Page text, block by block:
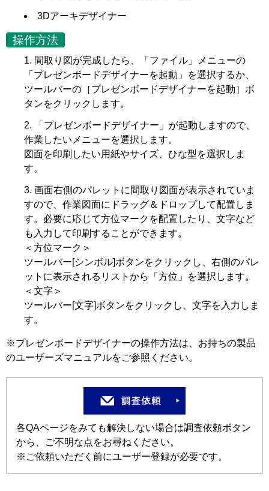
3Dアーキデザイナー
操作方法
間取り図が完成したら、「ファイル」メニューの
「プレゼンボードデザイナーを起動」を選択するか、
ツールバーの［プレゼンボードデザイナーを起動］ボ
タンをクリックします。
「プレゼンボードデザイナー」が起動しますので、
作業したいメニューを選択します。
図面を印刷したい用紙やサイズ、ひな型を選択しま
す。
画面右側のパレットに間取り図面が表示されていま
すので、作業図面にドラッグ＆ドロップして配置しま
す。必要に応じて方位マークを配置したり、文字など
も入力して印刷することができます。
＜方位マーク＞
ツールバー[シンボル]ボタンをクリックし、右側のパレ
ットに表示されるリストから「方位」を選択します。
＜文字＞
ツールバー[文字]ボタンをクリックし、文字を入力しま
す。
※プレゼンボードデザイナーの操作方法は、お持ちの製品
のユーザーズマニュアルをご参照ください。
各QAページをみても解決しない場合は調査依頼ボタン
から、ご不明な点をお尋ねください。
※ご依頼いただく前にユーザー登録が必要です。